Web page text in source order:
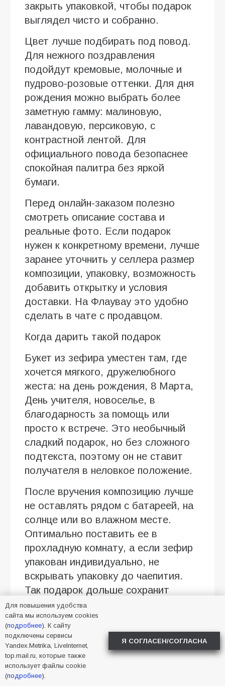
закрыть упаковкой, чтобы подарок
выглядел чисто и собранно.
Цвет лучше подбирать под повод.
Для нежного поздравления
подойдут кремовые, молочные и
пудрово-розовые оттенки. Для дня
рождения можно выбрать более
заметную гамму: малиновую,
лавандовую, персиковую, с
контрастной лентой. Для
официального повода безопаснее
спокойная палитра без яркой
бумаги.
Перед онлайн-заказом полезно
смотреть описание состава и
реальные фото. Если подарок
нужен к конкретному времени, лучше
заранее уточнить у селлера размер
композиции, упаковку, возможность
добавить открытку и условия
доставки. На Флаувау это удобно
сделать в чате с продавцом.
Когда дарить такой подарок
Букет из зефира уместен там, где
хочется мягкого, дружелюбного
жеста: на день рождения, 8 Марта,
День учителя, новоселье, в
благодарность за помощь или
просто к встрече. Это необычный
сладкий подарок, но без сложного
подтекста, поэтому он не ставит
получателя в неловкое положение.
После вручения композицию лучше
не оставлять рядом с батареей, на
солнце или во влажном месте.
Оптимально поставить ее в
прохладную комнату, а если зефир
упакован индивидуально, не
вскрывать упаковку до чаепития.
Так подарок дольше сохранит
форму, аккуратный вид и приятную
текстуру.
Реклама. ООО «ФЛАУВАУ», ОГРН
1207700263198, ИНН 9702020445,
erid:2SDnjcyq3kf
Для повышения удобства
сайта мы используем cookies
(подробнее). К сайту
подключены сервисы
Yandex.Metrika, LiveInternet,
top.mail.ru, которые также
использует файлы cookie
(подробнее).
Я СОГЛАСЕН/СОГЛАСНА